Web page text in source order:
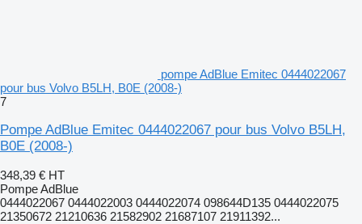
pompe AdBlue Emitec 0444022067
pour bus Volvo B5LH, B0E (2008-)
7
Pompe AdBlue Emitec 0444022067 pour bus Volvo B5LH,
B0E (2008-)
348,39 € HT
Pompe AdBlue
0444022067 0444022003 0444022074 098644D135 0444022075
21350672 21210636 21582902 21687107 21911392...